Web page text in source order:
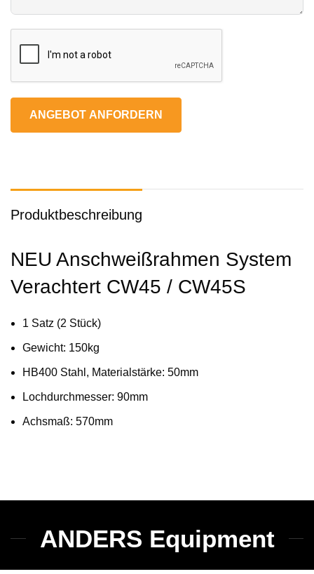
ANGEBOT ANFORDERN
Produktbeschreibung
NEU Anschweißrahmen System
Verachtert CW45 / CW45S
1 Satz (2 Stück)
Gewicht: 150kg
HB400 Stahl, Materialstärke: 50mm
Lochdurchmesser: 90mm
Achsmaß: 570mm
ANDERS Equipment